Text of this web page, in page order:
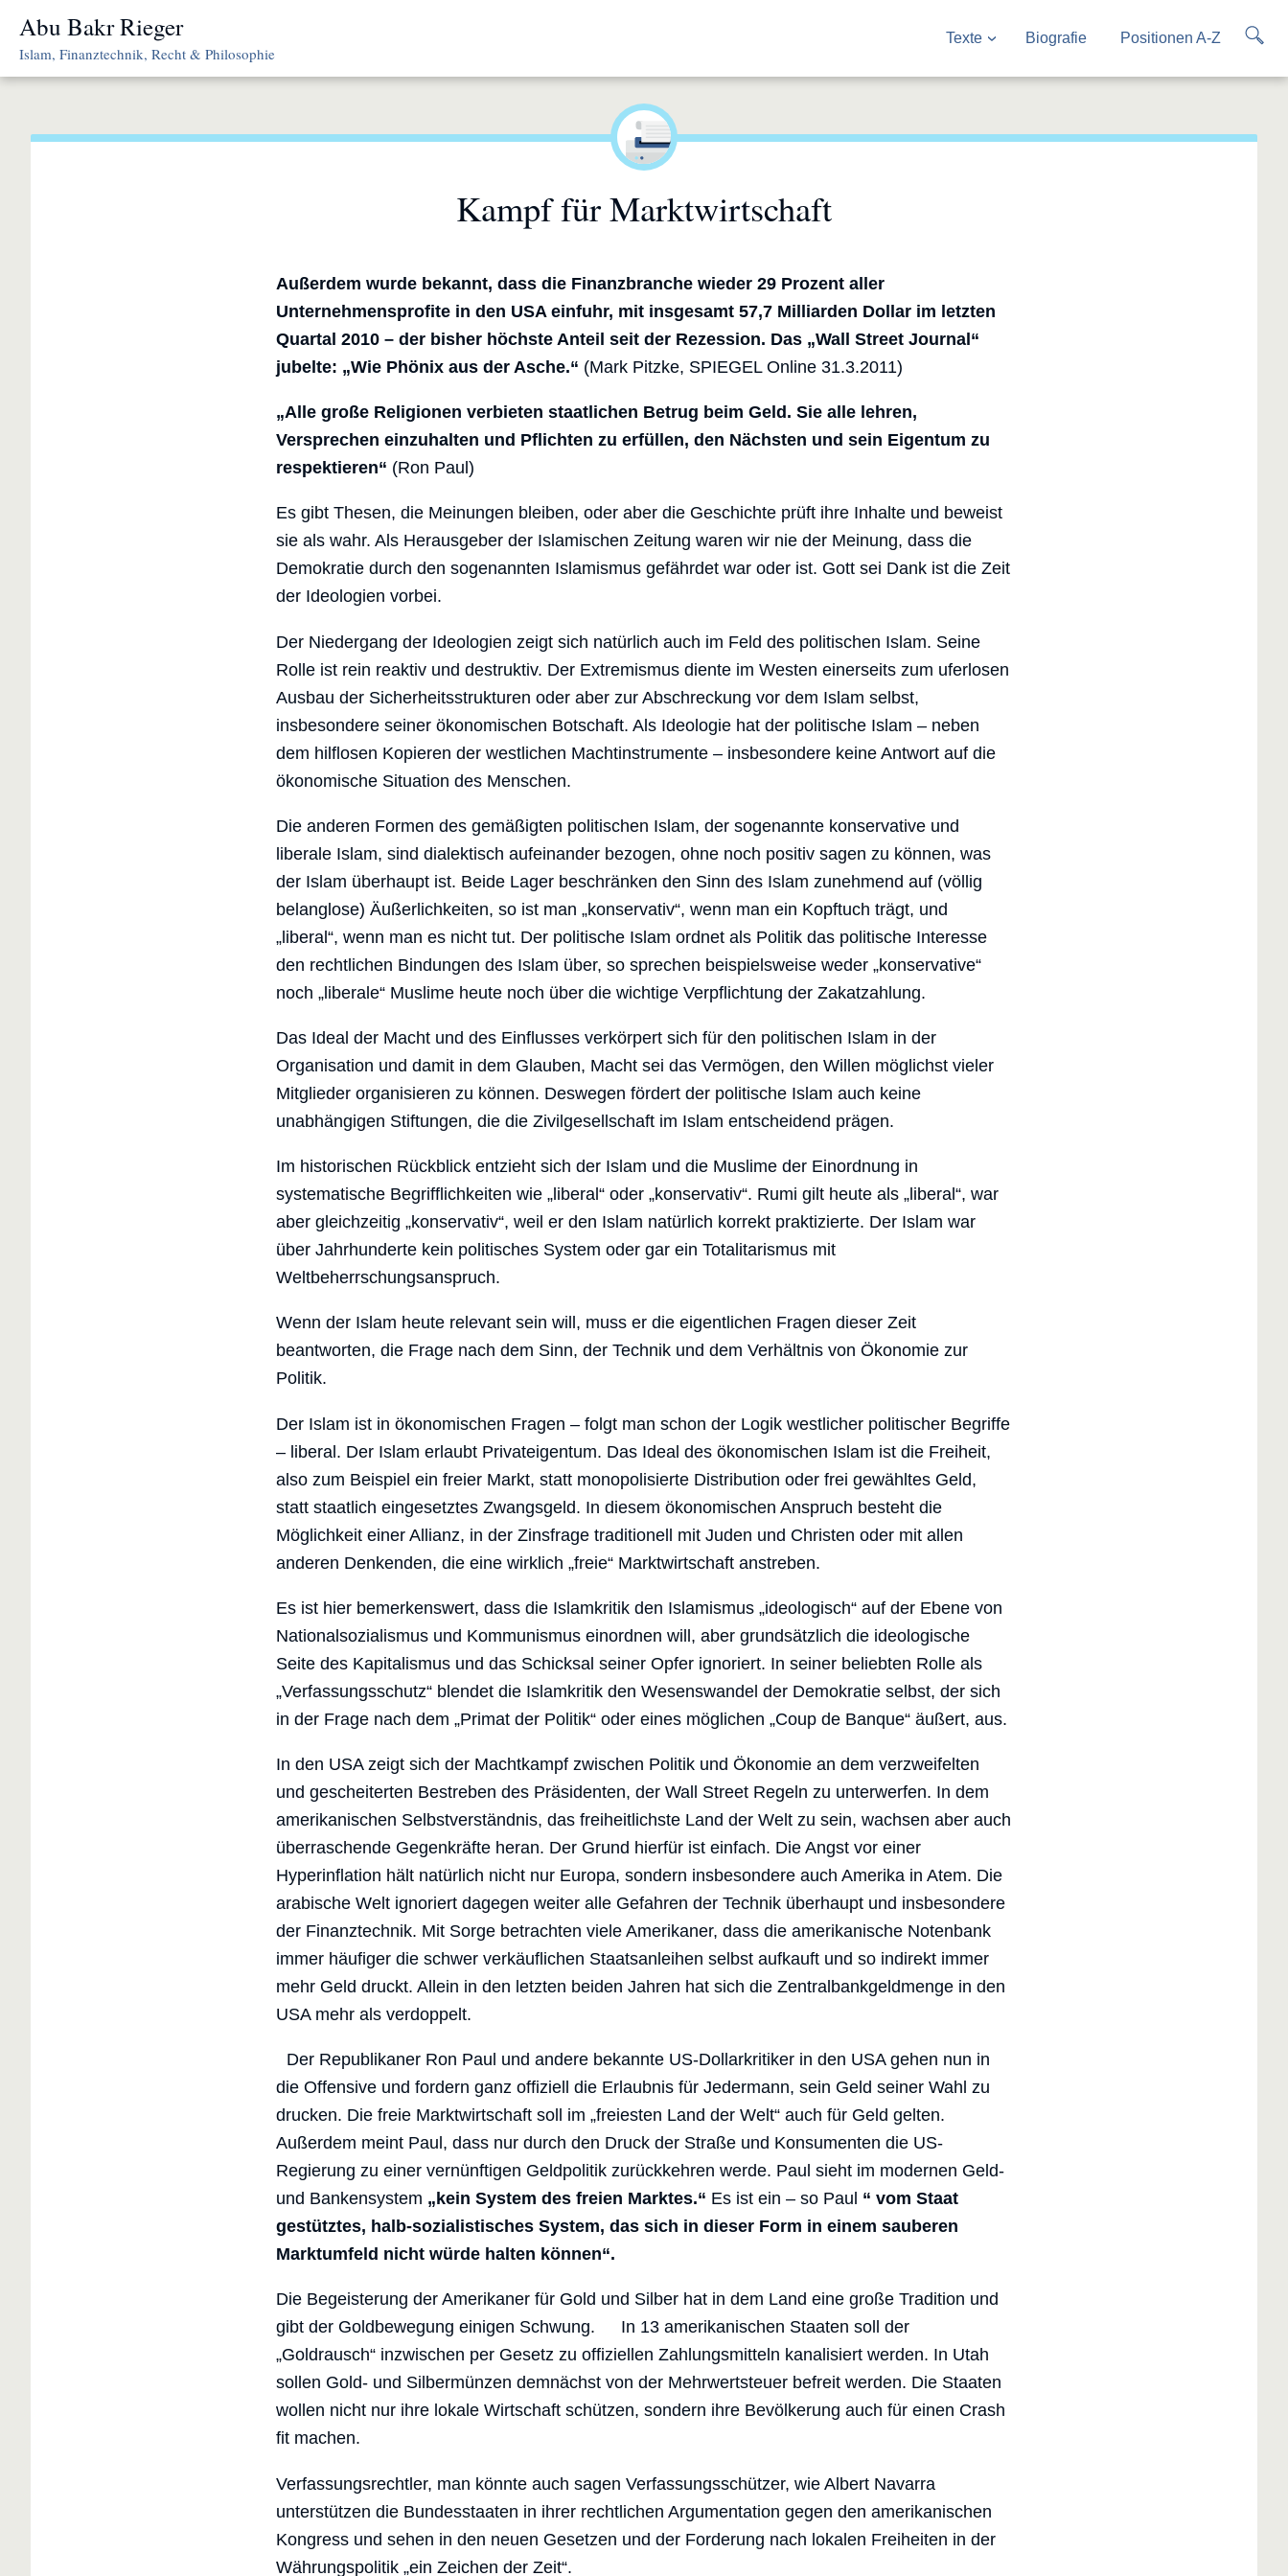
Abu Bakr Rieger
Islam, Finanztechnik, Recht & Philosophie
Texte Biografie Positionen A-Z
Kampf für Marktwirtschaft
Außerdem wurde bekannt, dass die Finanzbranche wieder 29 Prozent aller
Unternehmensprofite in den USA einfuhr, mit insgesamt 57,7 Milliarden Dollar im letzten
Quartal 2010 – der bisher höchste Anteil seit der Rezession. Das „Wall Street Journal“
jubelte: „Wie Phönix aus der Asche.“ (Mark Pitzke, SPIEGEL Online 31.3.2011)
„Alle große Religionen verbieten staatlichen Betrug beim Geld. Sie alle lehren,
Versprechen einzuhalten und Pflichten zu erfüllen, den Nächsten und sein Eigentum zu
respektieren“ (Ron Paul)
Es gibt Thesen, die Meinungen bleiben, oder aber die Geschichte prüft ihre Inhalte und beweist
sie als wahr. Als Herausgeber der Islamischen Zeitung waren wir nie der Meinung, dass die
Demokratie durch den sogenannten Islamismus gefährdet war oder ist. Gott sei Dank ist die Zeit
der Ideologien vorbei.
Der Niedergang der Ideologien zeigt sich natürlich auch im Feld des politischen Islam. Seine
Rolle ist rein reaktiv und destruktiv. Der Extremismus diente im Westen einerseits zum uferlosen
Ausbau der Sicherheitsstrukturen oder aber zur Abschreckung vor dem Islam selbst,
insbesondere seiner ökonomischen Botschaft. Als Ideologie hat der politische Islam – neben
dem hilflosen Kopieren der westlichen Machtinstrumente – insbesondere keine Antwort auf die
ökonomische Situation des Menschen.
Die anderen Formen des gemäßigten politischen Islam, der sogenannte konservative und
liberale Islam, sind dialektisch aufeinander bezogen, ohne noch positiv sagen zu können, was
der Islam überhaupt ist. Beide Lager beschränken den Sinn des Islam zunehmend auf (völlig
belanglose) Äußerlichkeiten, so ist man „konservativ“, wenn man ein Kopftuch trägt, und
„liberal“, wenn man es nicht tut. Der politische Islam ordnet als Politik das politische Interesse
den rechtlichen Bindungen des Islam über, so sprechen beispielsweise weder „konservative“
noch „liberale“ Muslime heute noch über die wichtige Verpflichtung der Zakatzahlung.
Das Ideal der Macht und des Einflusses verkörpert sich für den politischen Islam in der
Organisation und damit in dem Glauben, Macht sei das Vermögen, den Willen möglichst vieler
Mitglieder organisieren zu können. Deswegen fördert der politische Islam auch keine
unabhängigen Stiftungen, die die Zivilgesellschaft im Islam entscheidend prägen.
Im historischen Rückblick entzieht sich der Islam und die Muslime der Einordnung in
systematische Begrifflichkeiten wie „liberal“ oder „konservativ“. Rumi gilt heute als „liberal“, war
aber gleichzeitig „konservativ“, weil er den Islam natürlich korrekt praktizierte. Der Islam war
über Jahrhunderte kein politisches System oder gar ein Totalitarismus mit
Weltbeherrschungsanspruch.
Wenn der Islam heute relevant sein will, muss er die eigentlichen Fragen dieser Zeit
beantworten, die Frage nach dem Sinn, der Technik und dem Verhältnis von Ökonomie zur
Politik.
Der Islam ist in ökonomischen Fragen – folgt man schon der Logik westlicher politischer Begriffe
– liberal. Der Islam erlaubt Privateigentum. Das Ideal des ökonomischen Islam ist die Freiheit,
also zum Beispiel ein freier Markt, statt monopolisierte Distribution oder frei gewähltes Geld,
statt staatlich eingesetztes Zwangsgeld. In diesem ökonomischen Anspruch besteht die
Möglichkeit einer Allianz, in der Zinsfrage traditionell mit Juden und Christen oder mit allen
anderen Denkenden, die eine wirklich „freie“ Marktwirtschaft anstreben.
Es ist hier bemerkenswert, dass die Islamkritik den Islamismus „ideologisch“ auf der Ebene von
Nationalsozialismus und Kommunismus einordnen will, aber grundsätzlich die ideologische
Seite des Kapitalismus und das Schicksal seiner Opfer ignoriert. In seiner beliebten Rolle als
„Verfassungsschutz“ blendet die Islamkritik den Wesenswandel der Demokratie selbst, der sich
in der Frage nach dem „Primat der Politik“ oder eines möglichen „Coup de Banque“ äußert, aus.
In den USA zeigt sich der Machtkampf zwischen Politik und Ökonomie an dem verzweifelten
und gescheiterten Bestreben des Präsidenten, der Wall Street Regeln zu unterwerfen. In dem
amerikanischen Selbstverständnis, das freiheitlichste Land der Welt zu sein, wachsen aber auch
überraschende Gegenkräfte heran. Der Grund hierfür ist einfach. Die Angst vor einer
Hyperinflation hält natürlich nicht nur Europa, sondern insbesondere auch Amerika in Atem. Die
arabische Welt ignoriert dagegen weiter alle Gefahren der Technik überhaupt und insbesondere
der Finanztechnik. Mit Sorge betrachten viele Amerikaner, dass die amerikanische Notenbank
immer häufiger die schwer verkäuflichen Staatsanleihen selbst aufkauft und so indirekt immer
mehr Geld druckt. Allein in den letzten beiden Jahren hat sich die Zentralbankgeldmenge in den
USA mehr als verdoppelt.
Der Republikaner Ron Paul und andere bekannte US-Dollarkritiker in den USA gehen nun in
die Offensive und fordern ganz offiziell die Erlaubnis für Jedermann, sein Geld seiner Wahl zu
drucken. Die freie Marktwirtschaft soll im „freiesten Land der Welt“ auch für Geld gelten.
Außerdem meint Paul, dass nur durch den Druck der Straße und Konsumenten die US-
Regierung zu einer vernünftigen Geldpolitik zurückkehren werde. Paul sieht im modernen Geld-
und Bankensystem „kein System des freien Marktes.“ Es ist ein – so Paul “ vom Staat
gestütztes, halb-sozialistisches System, das sich in dieser Form in einem sauberen
Marktumfeld nicht würde halten können“.
Die Begeisterung der Amerikaner für Gold und Silber hat in dem Land eine große Tradition und
gibt der Goldbewegung einigen Schwung. In 13 amerikanischen Staaten soll der
„Goldrausch“ inzwischen per Gesetz zu offiziellen Zahlungsmitteln kanalisiert werden. In Utah
sollen Gold- und Silbermünzen demnächst von der Mehrwertsteuer befreit werden. Die Staaten
wollen nicht nur ihre lokale Wirtschaft schützen, sondern ihre Bevölkerung auch für einen Crash
fit machen.
Verfassungsrechtler, man könnte auch sagen Verfassungsschützer, wie Albert Navarra
unterstützen die Bundesstaaten in ihrer rechtlichen Argumentation gegen den amerikanischen
Kongress und sehen in den neuen Gesetzen und der Forderung nach lokalen Freiheiten in der
Währungspolitik „ein Zeichen der Zeit“.